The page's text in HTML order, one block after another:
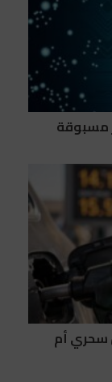
مسبوقة
سحري أم